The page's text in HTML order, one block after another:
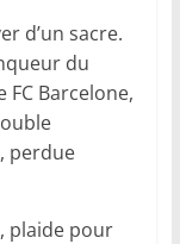
d’un sacre.
du
Barcelone,
perdue
plaide pour